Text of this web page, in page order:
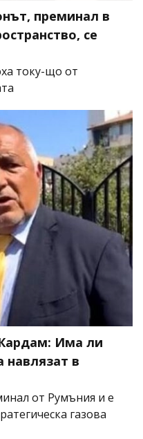
преминал в
се
току-що от
Има ли
навлязат в
от Румъния и е
газова